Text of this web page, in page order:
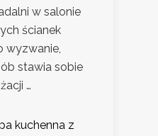
w salonie
ścianek
wyzwanie,
stawia sobie
…
kuchenna z